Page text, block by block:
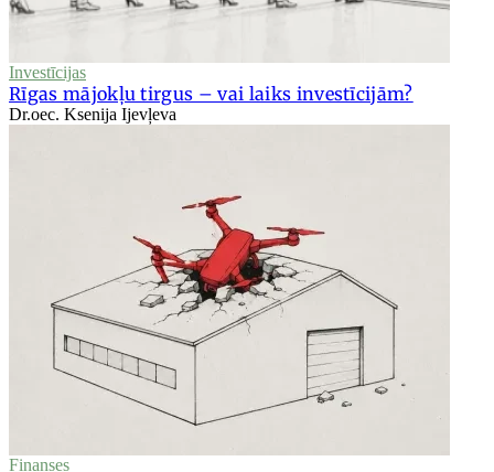
Investīcijas
Rīgas mājokļu tirgus – vai laiks investīcijām?
Dr.oec. Ksenija Ijevļeva
Finanses